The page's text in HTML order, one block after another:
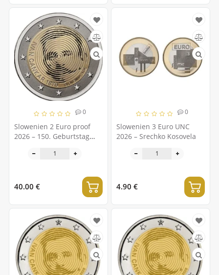
0
Slowenien 2 Euro proof
2026 – 150. Geburtstag
40.00 €
0
Slowenien 3 Euro UNC
2026 – Srechko Kosovela
4.90 €